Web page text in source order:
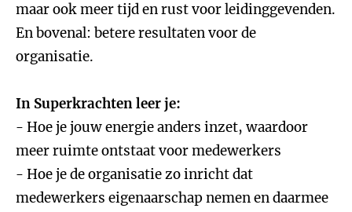
maar ook meer tijd en rust voor leidinggevenden.
En bovenal: betere resultaten voor de
organisatie.
In Superkrachten leer je:
- Hoe je jouw energie anders inzet, waardoor
meer ruimte ontstaat voor medewerkers
- Hoe je de organisatie zo inricht dat
medewerkers eigenaarschap nemen en daarmee